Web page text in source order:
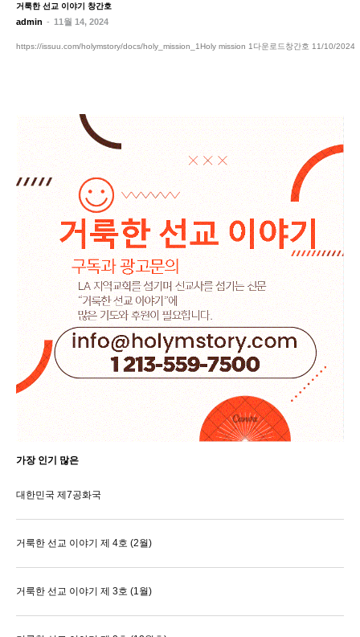
거룩한 선교 이야기 창간호
admin - 11월 14, 2024
https://issuu.com/holymstory/docs/holy_mission_1Holy mission 1다운로드창간호 11/10/2024
가장 인기 많은
대한민국 제7공화국
거룩한 선교 이야기 제 4호 (2월)
거룩한 선교 이야기 제 3호 (1월)